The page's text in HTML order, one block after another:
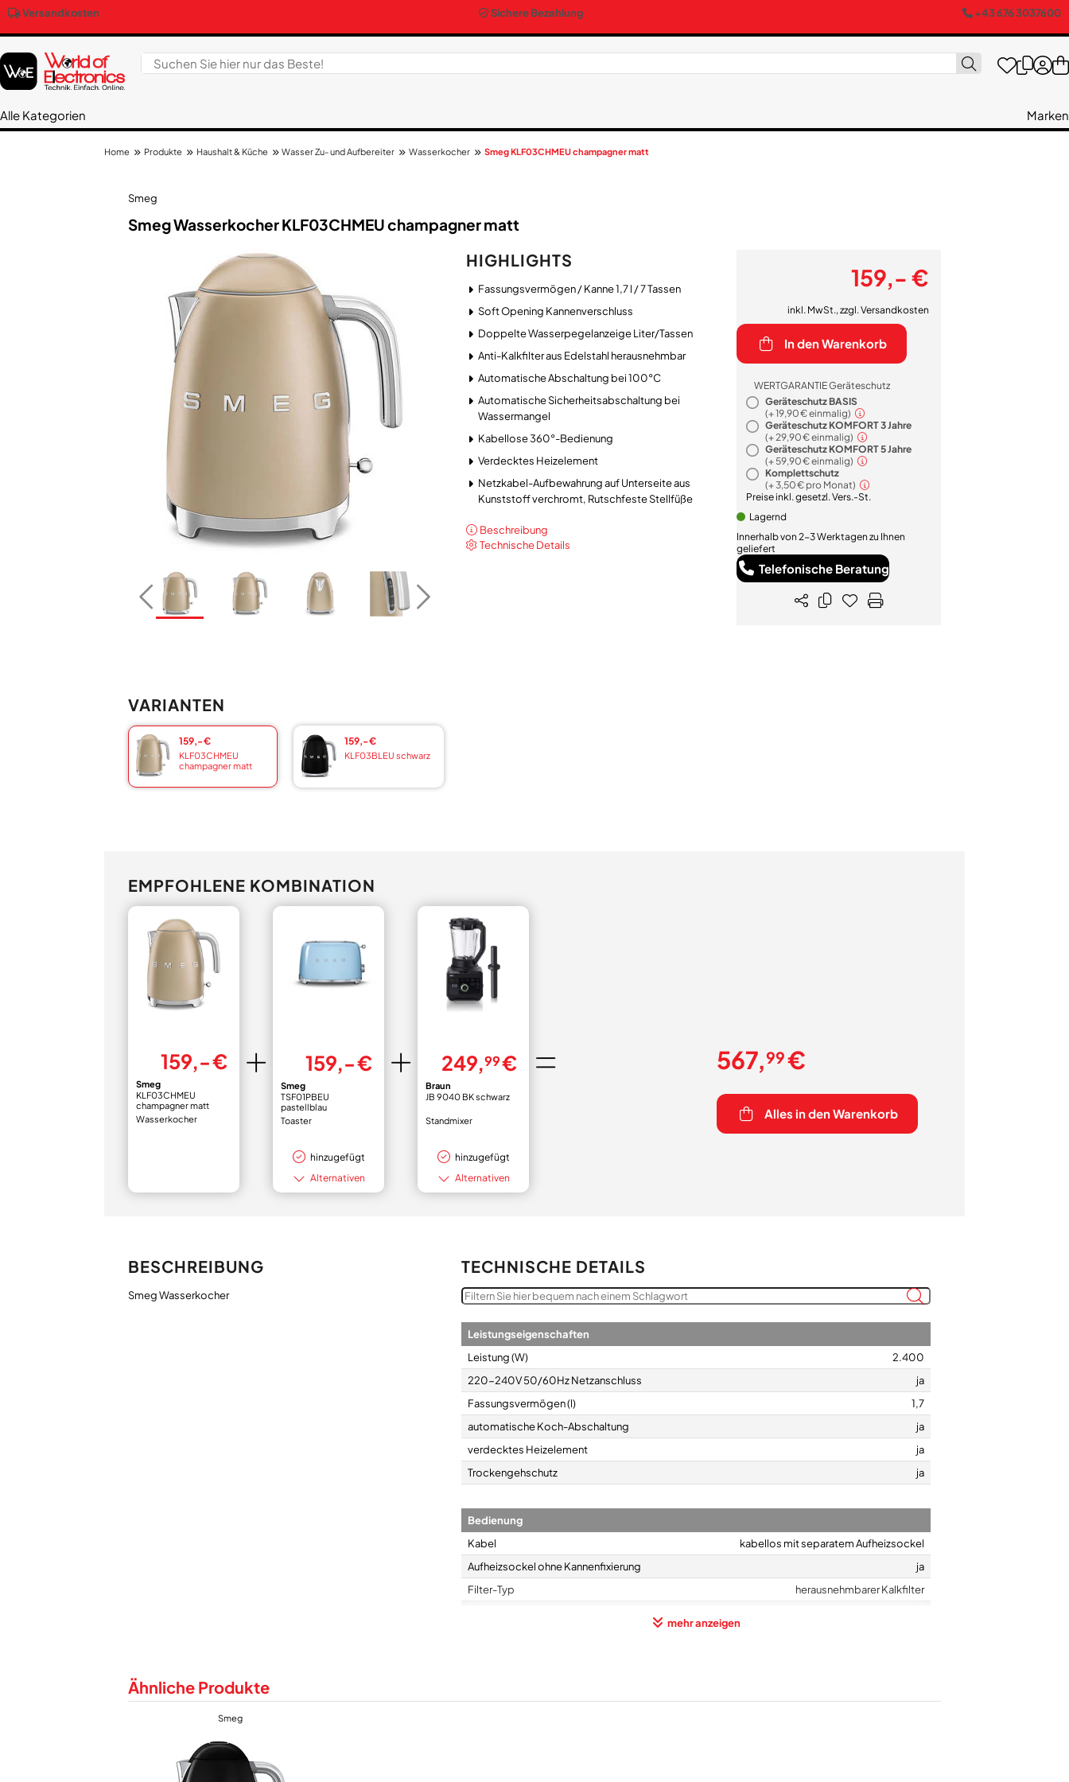
Versandkosten Sichere Bezahlung +43 676 3037600
Alle Kategorien Marken
Home Produkte Haushalt & Küche Wasser Zu- und Aufbereiter Wasserkocher Smeg KLF03CHMEU champagner matt
Smeg
Smeg Wasserkocher KLF03CHMEU champagner matt
HIGHLIGHTS
Fassungsvermögen / Kanne 1,7 l / 7 Tassen
Soft Opening Kannenverschluss
Doppelte Wasserpegelanzeige Liter/Tassen
Anti-Kalkfilter aus Edelstahl herausnehmbar
Automatische Abschaltung bei 100°C
Automatische Sicherheitsabschaltung bei
Wassermangel
Kabellose 360°-Bedienung
Verdecktes Heizelement
Netzkabel-Aufbewahrung auf Unterseite aus
Kunststoff verchromt, Rutschfeste Stellfüße
Beschreibung
Technische Details
159,- €
inkl. MwSt., zzgl.Versandkosten
In den Warenkorb
WERTGARANTIE Geräteschutz
Geräteschutz BASIS
(+19,90 €einmalig)
Geräteschutz KOMFORT 3 Jahre
(+29,90 €einmalig)
Geräteschutz KOMFORT 5 Jahre
(+59,90 €einmalig)
Komplettschutz
(+3,50 € pro Monat)
Preise inkl. gesetzl. Vers.-St.
Lagernd
Innerhalb von 2-3 Werktagen zu Ihnen
geliefert
Telefonische Beratung
VARIANTEN
159,- €
KLF03CHMEU
champagner matt
159,- €
KLF03BLEU schwarz
EMPFOHLENE KOMBINATION
159,- €
Smeg
KLF03CHMEU
champagner matt
Wasserkocher
159,- €
Smeg
TSF01PBEU
pastellblau
Toaster
Alternativen
hinzugefügt
249,99€
Braun
JB 9040 BK schwarz
Standmixer
Alternativen
hinzugefügt
567,99€
Alles in den Warenkorb
BESCHREIBUNG TECHNISCHE DETAILS
Leistungseigenschaften
Leistung (W)
2.400
220-240V 50/60Hz Netzanschluss
ja
Fassungsvermögen (l)
1,7
automatische Koch-Abschaltung
ja
verdecktes Heizelement
ja
Trockengehschutz
ja
Bedienung
Kabel
kabellos mit separatem Aufheizsockel
Aufheizsockel ohne Kannenfixierung
ja
Filter-Typ
herausnehmbarer Kalkfilter
mehr anzeigen
Ähnliche Produkte
Smeg